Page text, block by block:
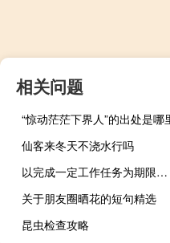
相关问题
“惊动茫茫下界人”的出处是哪
仙客来冬天不浇水行吗
以完成一定工作任务为期限劳动合同
关于朋友圈晒花的短句精选
昆虫检查攻略